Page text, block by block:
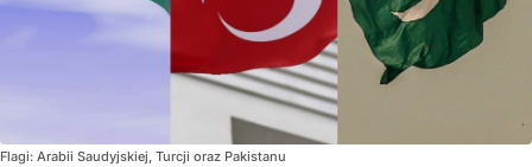
Flagi: Arabii Saudyjskiej, Turcji oraz Pakistanu